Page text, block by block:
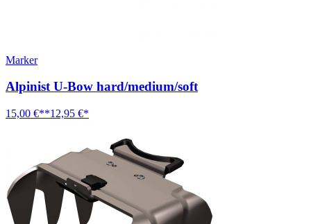
Marker
Alpinist U-Bow hard/medium/soft
15,00 €**12,95 €*